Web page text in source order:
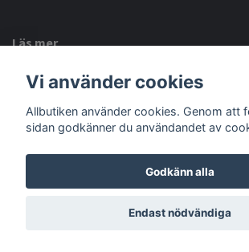
Läs mer
Sociala medier
© 2026 Allbutiken
Vi använder cookies
Allbutiken använder cookies. Genom att
sidan godkänner du användandet av
Godkänn alla
Endast nödvändiga